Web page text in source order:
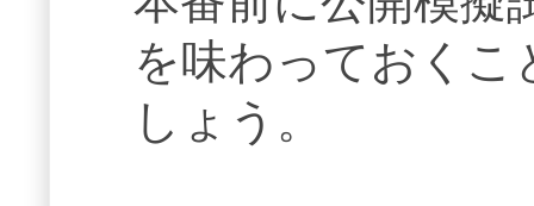
を味わっておく
しょう。